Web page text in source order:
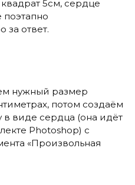
5см, сердце
за ответ.
нужный размер
потом создаём
виде сердца (она идёт
Photoshop) с
«Произвольная